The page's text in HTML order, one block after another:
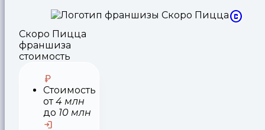
Скоро Пицца
франшиза
стоимость
Стоимость
от4 млн
до 10 млн